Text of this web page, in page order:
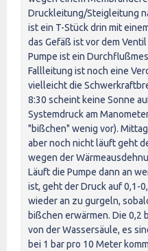
Druckleitung/Steigleitung
ist ein T-Stück drin mit
das Gefäß ist vor dem
Pumpe ist ein
Fallleitung ist noch eine
vielleicht die
8:30 scheint keine Sonne
Systemdruck am
"bißchen" wenig vor).
aber noch nicht läuft geht
wegen der
Läuft die Pumpe dann an
ist, geht der Druck auf 0,1-
wieder an zu gurgeln,
bißchen erwärmen. Die 0,2
von der Wassersäule, es
bei 1 bar pro 10 Meter